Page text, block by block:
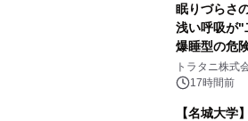
眠りづらさ
浅い呼吸が"
爆睡型の危
説
トラタニ株式
17時間前
【名城大学